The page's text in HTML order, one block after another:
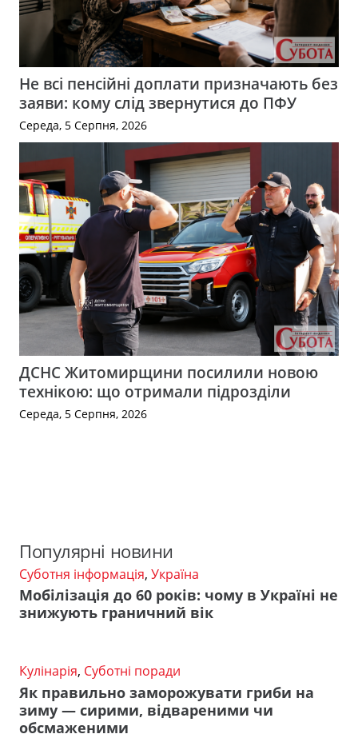
Не всі пенсійні доплати призначають без
заяви: кому слід звернутися до ПФУ
Середа, 5 Серпня, 2026
ДСНС Житомирщини посилили новою
технікою: що отримали підрозділи
Середа, 5 Серпня, 2026
Популярні новини
Суботня інформація, Україна
Мобілізація до 60 років: чому в Україні не
знижують граничний вік
Кулінарія, Суботні поради
Як правильно заморожувати гриби на
зиму — сирими, відвареними чи
обсмаженими